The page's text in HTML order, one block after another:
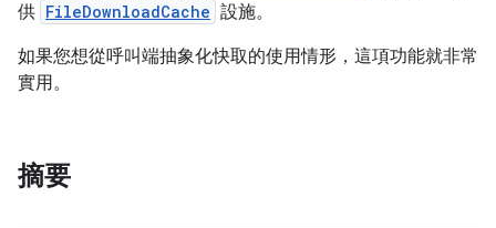
供 FileDownloadCache 設施。
如果您想從呼叫端抽象化快取的使用情形，這項功能就非常
實用。
摘要